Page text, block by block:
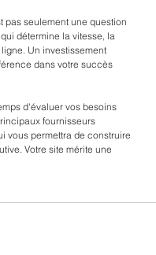
pas seulement une question
détermine la vitesse, la
Un investissement
dans votre succès
d'évaluer vos besoins
fournisseurs
vous permettra de construire
Votre site mérite une